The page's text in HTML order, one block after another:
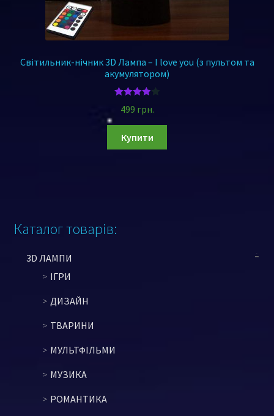
Світильник-нічник 3D Лампа – I love you (з пультом та
акумулятором)
Оцінено
499 грн.
Купити
Каталог товарів:
3D ЛАМПИ
ІГРИ
ДИЗАЙН
ТВАРИНИ
МУЛЬТФІЛЬМИ
МУЗИКА
РОМАНТИКА